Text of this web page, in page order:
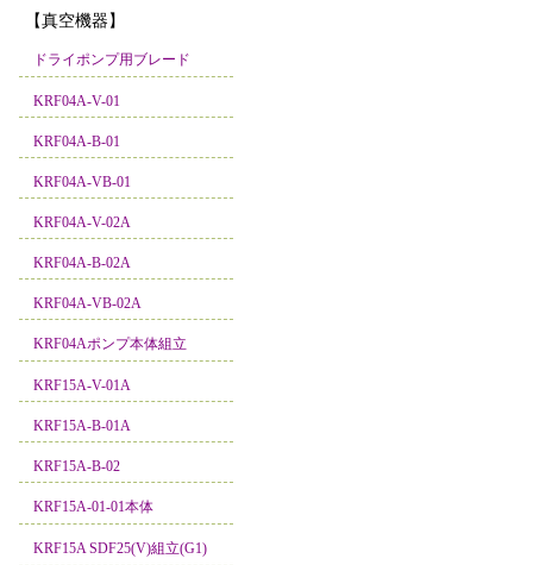
【真空機器】
ドライポンプ用ブレード
KRF04A-V-01
KRF04A-B-01
KRF04A-VB-01
KRF04A-V-02A
KRF04A-B-02A
KRF04A-VB-02A
KRF04Aポンプ本体組立
KRF15A-V-01A
KRF15A-B-01A
KRF15A-B-02
KRF15A-01-01本体
KRF15A SDF25(V)組立(G1)